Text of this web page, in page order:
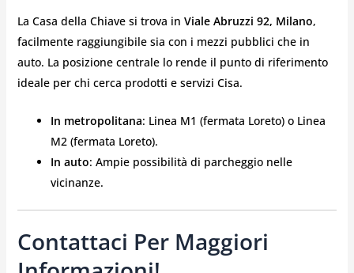
La Casa della Chiave si trova in Viale Abruzzi 92, Milano,
facilmente raggiungibile sia con i mezzi pubblici che in
auto. La posizione centrale lo rende il punto di riferimento
ideale per chi cerca prodotti e servizi Cisa.
In metropolitana: Linea M1 (fermata Loreto) o Linea
M2 (fermata Loreto).
In auto: Ampie possibilità di parcheggio nelle
vicinanze.
Contattaci Per Maggiori